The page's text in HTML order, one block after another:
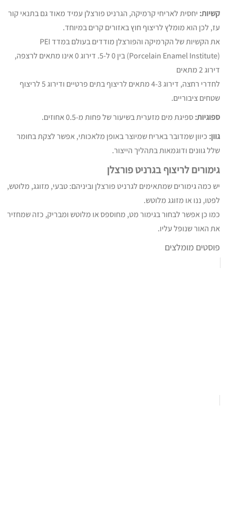
קשיות: יחסית לאריחי קרמיקה, הגרניט פורצלן עמיד מאוד גם בתנאי קור
עז, לכן הוא מומלץ לריצוף חוץ באזורים קרים במיוחד.
את הקשיות של הקרמיקה והפורצלן מודדים בעולם במדד PEI
(Porcelain Enamel Institute) בין 0 ל-5. דירוג 0 אינו מתאים לרצפה,
דירוג 2 מתאים
לחדרי רחצה, דירוג 4-3 מתאים לריצוף בתים פרטיים ודירוג 5 לריצוף
שטחים ציבוריים.
ספוגיות:ספיגת מים מזערית בשיעור של פחות מ-0.5 אחוזים.
גוון: כיוון שמדובר באריח שמיוצר באופן מלאכותי, אפשר לצקת בחומר
שלל גוונים ודוגמאות בתהליך הייצור.
גימורים לריצוף בגרניט פורצלן
יש כמה גימורים שמתאימים לגרניט פורצלן וביניהם: טבעי, מזוגג, מלוטש,
לפטו, ננו או מזוגג מלוטש.
כמו כן אפשר לבחור בגימור מט, מחוספס או מלוטש ומבריק, כזה שמחזיר
את האור שנופל עליו.
פוסטים מומלצים